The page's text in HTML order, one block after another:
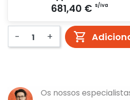
- +
Os nossos